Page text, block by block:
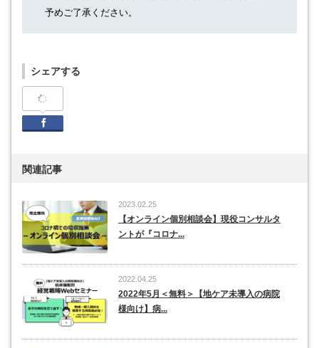
予めご了承ください。
シェアする
関連記事
2023.02.25
【オンライン個別相談会】現役コンサルタ
ントが『コロナ...
2022.04.25
2022年5月＜無料＞【地ケア未導入の病院
様向け】病...